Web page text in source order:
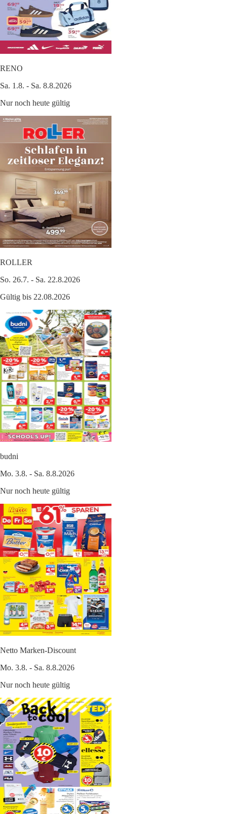
RENO
Sa. 1.8. - Sa. 8.8.2026
Nur noch heute gültig
ROLLER
So. 26.7. - Sa. 22.8.2026
Gültig bis 22.08.2026
budni
Mo. 3.8. - Sa. 8.8.2026
Nur noch heute gültig
Netto Marken-Discount
Mo. 3.8. - Sa. 8.8.2026
Nur noch heute gültig